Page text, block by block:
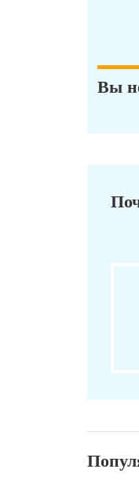
Вы